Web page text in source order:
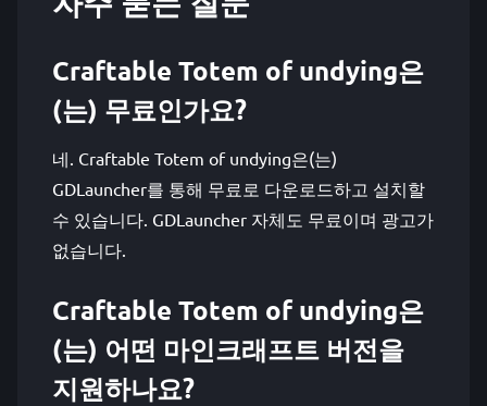
Craftable Totem of undying은
(는) 무료인가요?
네. Craftable Totem of undying은(는)
GDLauncher를 통해 무료로 다운로드하고 설치할
수 있습니다. GDLauncher 자체도 무료이며 광고가
없습니다.
Craftable Totem of undying은
(는) 어떤 마인크래프트 버전을
지원하나요?